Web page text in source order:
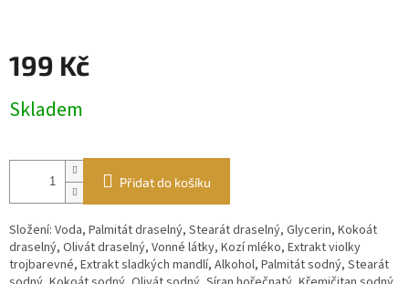
199 Kč
cena:
Skladem
Přidat do košíku
Složení: Voda, Palmitát draselný, Stearát draselný, Glycerin, Kokoát
draselný, Olivát draselný, Vonné látky, Kozí mléko, Extrakt violky
trojbarevné, Extrakt sladkých mandlí, Alkohol, Palmitát sodný, Stearát